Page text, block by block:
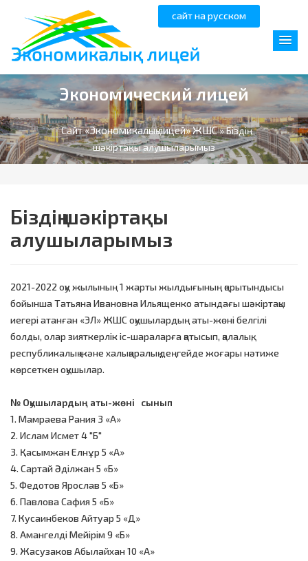
сайт на русском
Экономический лицей
Сайт «Экономикалық лицей» ЖШС» Біздің
шәкіртақы алушыларымыз
Біздің шәкіртақы
алушыларымыз
2021-2022 оқу жылының 1 жарты жылдығының қорытындысы
бойынша Татьяна Ивановна Ильященко атындағы шәкіртақы
иегері атанған «ЭЛ» ЖШС оқушылардың аты-жөні белгілі
болды, олар зияткерлік іс-шараларға қатысып, қалалық,
республикалық және халықаралық деңгейде жоғары нәтиже
көрсеткен оқушылар.
№ Оқушылардың аты-жөні сынып
1. Мамраева Рания 3 «А»
2. Ислам Исмет 4 "Б"
3. Қасымжан Елнұр 5 «А»
4. Сартай Әділжан 5 «Б»
5. Федотов Ярослав 5 «Б»
6. Павлова Сафия 5 «Б»
7. Кусаинбеков Айтуар 5 «Д»
8. Амангелді Мейірім 9 «Б»
9. Жасузаков Абылайхан 10 «А»